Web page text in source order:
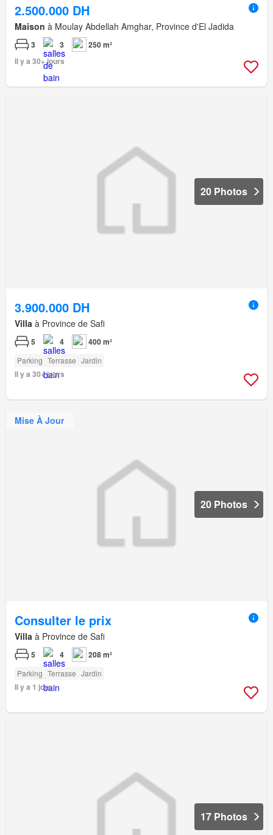
2.500.000 DH
Maison à Moulay Abdellah Amghar, Province d'El Jadida
3 3
250 m²
Il y a 30+ jours
20 Photos
3.900.000 DH
Villa à Province de Safi
5 4 400 m²
Parking Terrasse Jardin
Il y a 30+ jours
Mise À Jour
20 Photos
Consulter le prix
Villa à Province de Safi
5 4 208 m²
Parking Terrasse Jardin
Il y a 1 jour
17 Photos